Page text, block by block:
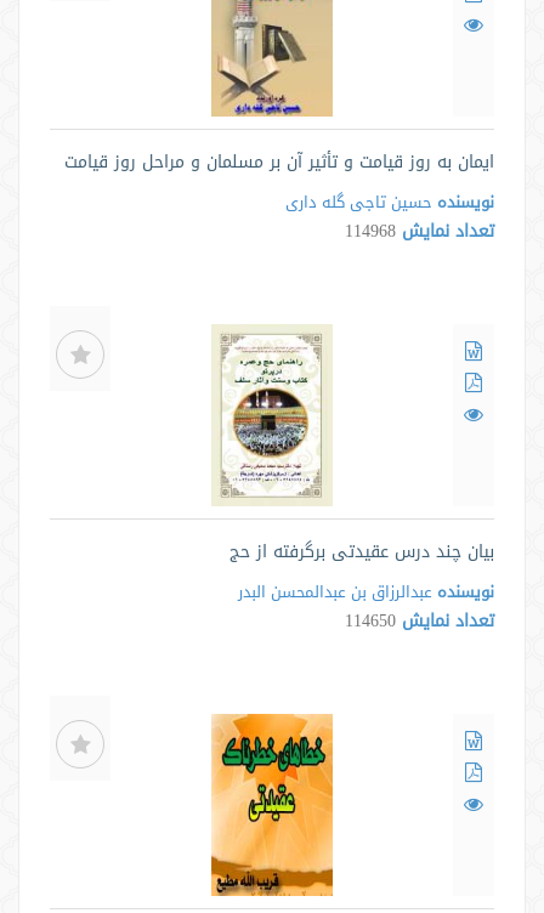
ایمان به روز قیامت و تأثیر آن بر مسلمان و مراحل روز قیامت
نویسنده حسین تاجی گله داری
تعداد نمایش 114968
بیان چند درس عقیدتی برگرفته از حج
نویسنده عبدالرزاق بن عبدالمحسن البدر
تعداد نمایش 114650